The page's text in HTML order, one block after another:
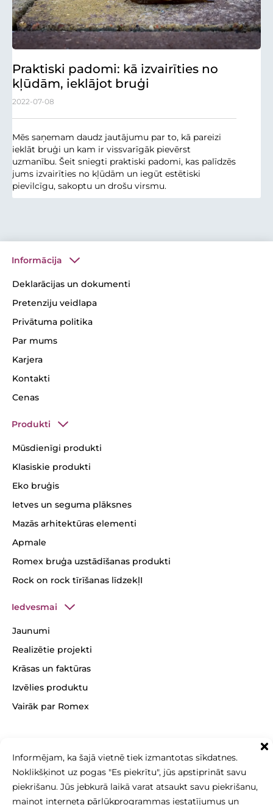
Informējam, ka šajā vietnē tiek izmantotas sīkdatnes.
Noklikšķinot uz pogas "Es piekrītu", jūs apstiprināt savu
piekrišanu. Jūs jebkurā laikā varat atsaukt savu piekrišanu,
mainot interneta pārlūkprogrammas iestatījumus un
Praktiski padomi: kā izvairīties no
kļūdām, ieklājot bruģi
2022-07-08
Mēs saņemam daudz jautājumu par to, kā pareizi
ieklāt bruģi un kam ir vissvarīgāk pievērst
uzmanību. Šeit sniegti praktiski padomi, kas palīdzēs
jums izvairīties no kļūdām un iegūt estētiski
pievilcīgu, sakoptu un drošu virsmu.
Informācija
Deklarācijas un dokumenti
Pretenziju veidlapa
Privātuma politika
Par mums
Karjera
Kontakti
Cenas
Produkti
Mūsdienīgi produkti
Klasiskie produkti
Eko bruģis
Ietves un seguma plāksnes
Mazās arhitektūras elementi
Apmale
Romex bruģa uzstādīšanas produkti
Rock on rock tīrīšanas līdzekļI
Iedvesmai
Jaunumi
Realizētie projekti
Krāsas un faktūras
Izvēlies produktu
Vairāk par Romex
+371 26 256 256
sales@betonomozaika.lv